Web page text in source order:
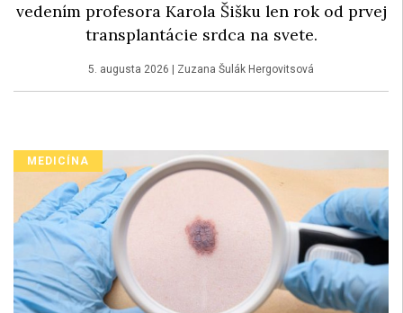
vedením profesora Karola Šišku len rok od prvej
transplantácie srdca na svete.
5. augusta 2026 Zuzana Šulák Hergovitsová
MEDICÍNA